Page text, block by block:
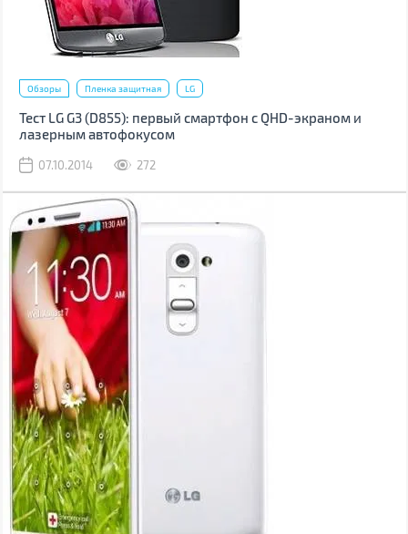
Обзоры Пленка защитная LG
Тест LG G3 (D855): первый смартфон с QHD-экраном и
лазерным автофокусом
07.10.2014 272